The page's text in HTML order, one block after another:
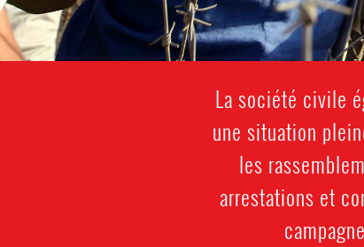
La société civile
une situation
les
arrestations et